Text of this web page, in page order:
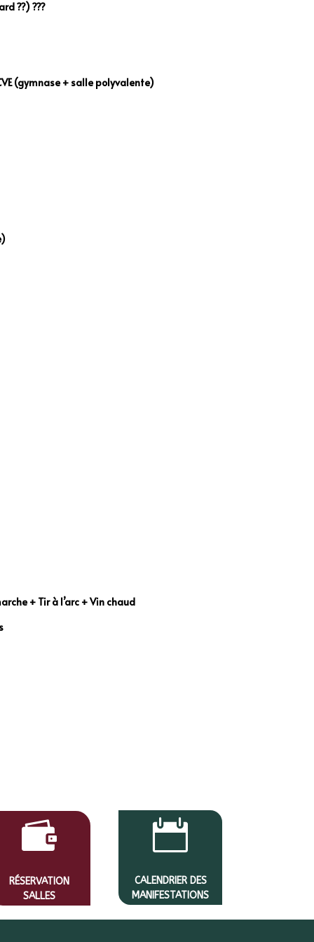
??) ???
(gymnase + salle polyvalente)
+ Tir à l’arc + Vin chaud

RÉSERVATION
SALLES

CALENDRIER DES
MANIFESTATIONS